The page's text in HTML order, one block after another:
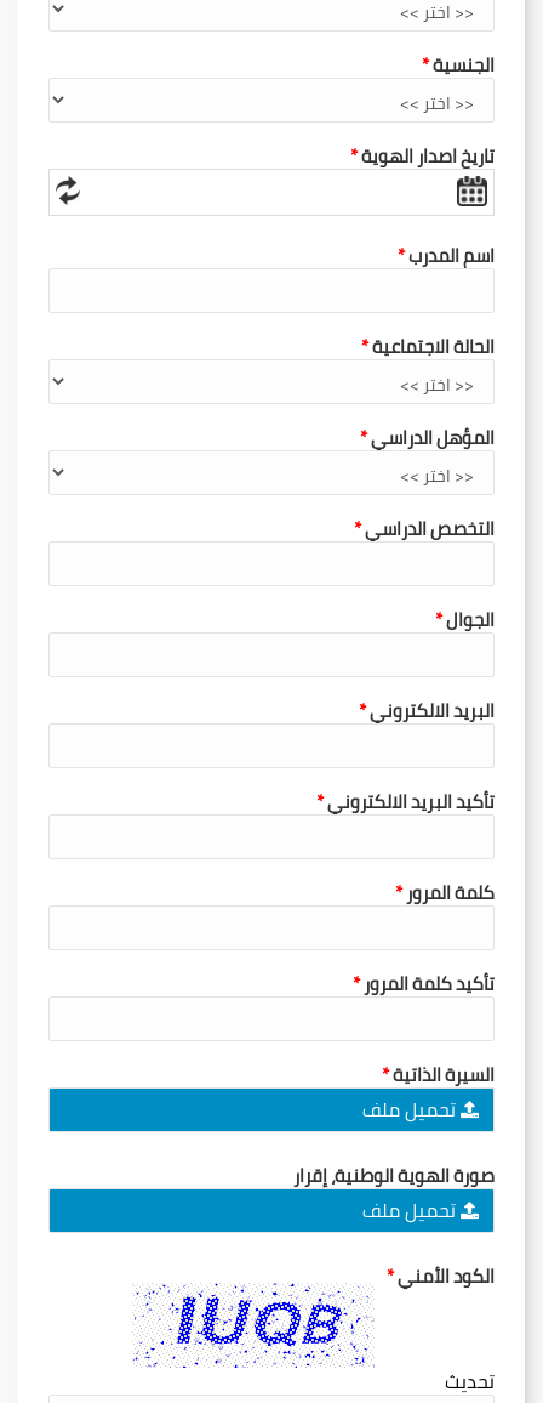
الجنسية
تاريخ اصدار الهوية
اسم المدرب
الحالة الاجتماعية
المؤهل الدراسي
التخصص الدراسي
الجوال
البريد الالكتروني
تأكيد البريد الالكتروني
كلمة المرور
تأكيد كلمة المرور
السيرة الذاتية
تحميل ملف
صورة الهوية الوطنية، إقرار
تحميل ملف
الكود الأمني
تحديث